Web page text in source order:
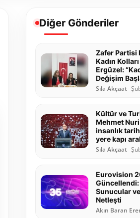
Diğer Gönderiler
Zafer Partisi
Kadın
Ergüzel:
Değişim
Sıla Akçaat
Kültür ve
Mehmet Nuri
insanlık
yere kapı
Sıla Akçaat
Eurovision
Sunucular
Netleşti
Akın Baran